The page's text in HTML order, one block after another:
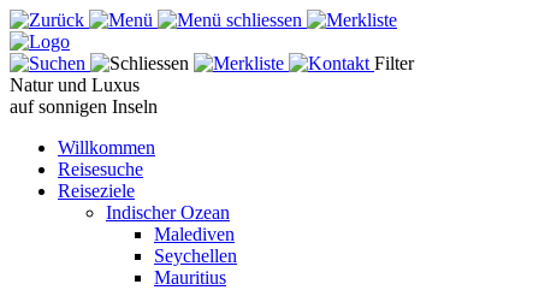
Filter
Natur und Luxus
auf sonnigen Inseln
Willkommen
Reisesuche
Reiseziele
Indischer Ozean
Malediven
Seychellen
Mauritius